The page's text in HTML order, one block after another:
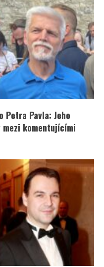
Petra Pavla: Jeho
komentujícími